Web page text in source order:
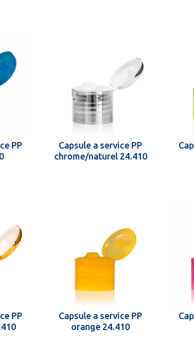
PP
Capsule a service PP
chrome/naturel 24.410
PP
Capsule a service PP
orange 24.410